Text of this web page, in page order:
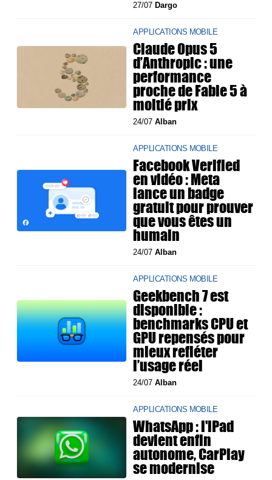
27/07 Dargo
APPLICATIONS MOBILE
Claude Opus 5
d’Anthropic : une
performance
proche de Fable 5 à
moitié prix
24/07Alban
APPLICATIONS MOBILE
Facebook Verified
en vidéo : Meta
lance un badge
gratuit pour prouver
que vous êtes un
humain
24/07Alban
APPLICATIONS MOBILE
Geekbench 7 est
disponible :
benchmarks CPU et
GPU repensés pour
mieux refléter
l’usage réel
24/07Alban
APPLICATIONS MOBILE
WhatsApp : l'iPad
devient enfin
autonome, CarPlay
se modernise